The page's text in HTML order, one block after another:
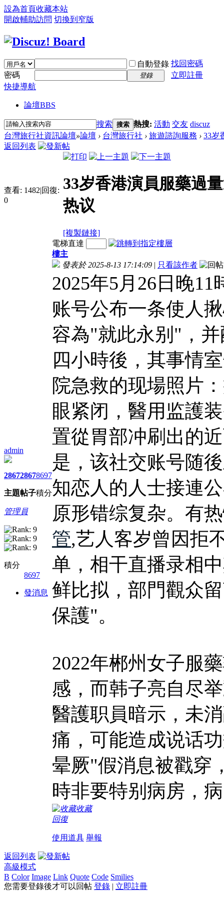
設為首頁收藏本站
開啟輔助訪問 切換到窄版
自動登錄 找回密碼
密碼
登錄
立即註冊
快捷導航
論壇BBS
搜索 搜索 熱搜: 活動 交友 discuz
台灣旅行社資訊論壇»論壇 › 台灣旅行社 › 旅遊諮詢服務 › 33岁
返回列表
查看: 1482|回復:
0
33岁香港演員服藥過
热议
[複製鏈接]
admin
2867
主題
2867
帖子
8697
積分
管理員
積分
8697
發消息
電梯直達
樓主
發表於 2025-8-13 17:14:09 | 只看該作者
2025年5月26日晚
账号公布一条使人
容為"就此永别"，
四小時後，其事情
院急救的现場照片
眼紧闭，醫用监護
置從胃部冲刷出的
是，该社交账号随
知恋人的人士接連
原形错综复杂。有
管,艺人客岁曾因拒
单，相干直播录相
鲜比拟，部門觀众
保護"。
2022年郴州女子服
感，而韩子亮自尽
醫護职員暗示，未
痛，可能造成说话
晕厥"假消息被戳穿
時非要特别病房，
收藏
回復
使用道具 舉報
返回列表
高級模式
B Color Image Link Quote Code Smilies
您需要登錄後才可以回帖 登錄 | 立即註冊